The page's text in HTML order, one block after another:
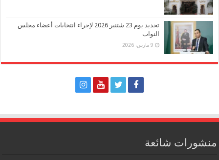
تحديد يوم 23 شتنبر 2026 لإجراء انتخابات أعضاء مجلس
النواب
9 مارس، 2026
منشورات شائعة